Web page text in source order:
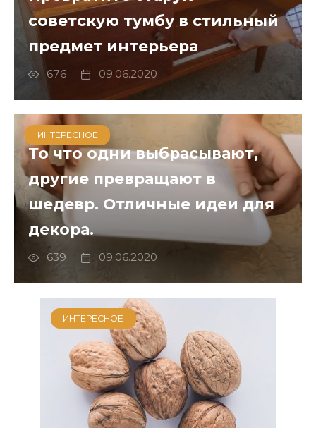
советскую тумбу в стильный
предмет интерьера
676 09.06.2020
ИНТЕРЕСНОЕ
То что одни выбрасывают,
другие превращают в
шедевр. Отличные идеи для
декора.
639 09.06.2020
ИНТЕРЕСНОЕ